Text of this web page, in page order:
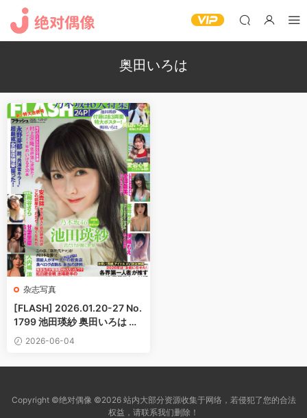
奥田いろは
杂志写真
[FLASH] 2026.01.20-27 No.
1799 池田瑛紗 奥田いろは 愛
宕心響 細谷さら 藤井サチ 甘
妻里菜 入内嶋涼 金澤亜美 伊
2026-06-04
Copyright ©绝对偶像 ©2026 站内大部分资源收集于网络，若侵犯了您的合法
权益，请联系我们删除！